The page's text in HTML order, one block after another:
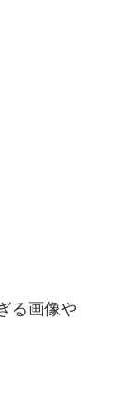
る画像や